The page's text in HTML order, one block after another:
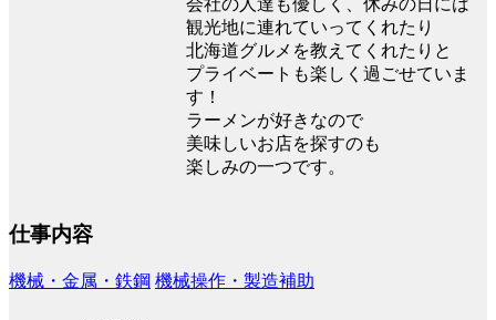
観光地に連れていってくれたり
北海道グルメを教えてくれたりと
プライベートも楽しく過ごせていま
す！
ラーメンが好きなので
美味しいお店を探すのも
楽しみの一つです。
仕事内容
機械・金属・鉄鋼 機械操作・製造補助